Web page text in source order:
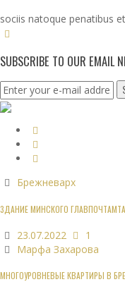
sociis natoque penatibus
SUBSCRIBE TO OUR EMAIL
Брежневарх
ЗДАНИЕ МИНСКОГО ГЛАВПОЧТАМТА
23.07.2022
1
Марфа Захарова
МНОГОУРОВНЕВЫЕ КВАРТИРЫ В